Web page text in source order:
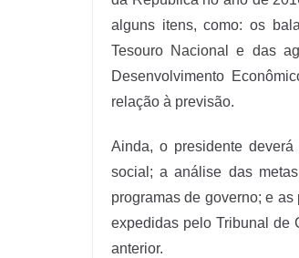
alguns itens, como: os
Tesouro Nacional e das
Desenvolvimento
relação à previsão.
Ainda, o presidente
social; a análise das
programas de governo; e
expedidas pelo Tribunal de
anterior.